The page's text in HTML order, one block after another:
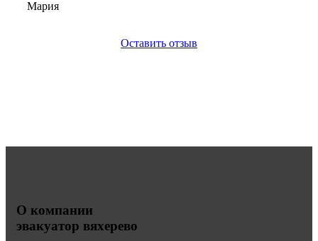
Мария
Оставить отзыв
О компании
эвакуатор вяхерево